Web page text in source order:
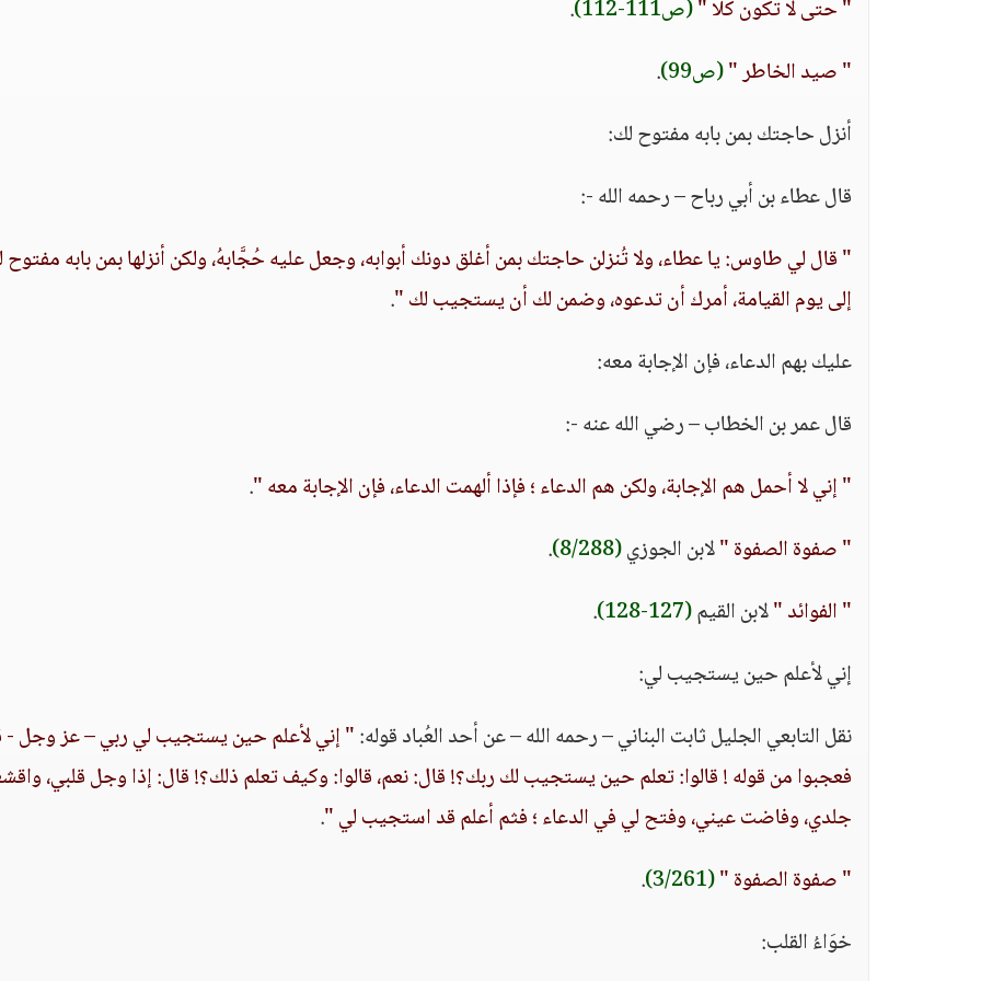
" حتى لا تكون كلا "(ص111-112)
.
" صيد الخاطر "(ص99)
.
أنزل حاجتك بمن بابه مفتوح لك:
قال عطاء بن أبي رباح – رحمه الله -:
" قال لي طاوس: يا عطاء، ولا تُنزلن حاجتك بمن أغلق دونك أبوابه، وجعل عليه حُجَّابهُ، ولكن أنزلها بمن بابه
إلى يوم القيامة، أمرك أن تدعوه، وضمن لك أن يستجيب لك ".
عليك بهم الدعاء، فإن الإجابة معه:
قال عمر بن الخطاب – رضي الله عنه -:
" إني لا أحمل هم الإجابة، ولكن هم الدعاء ؛ فإذا ألهمت الدعاء، فإن الإجابة معه ".
" صفوة الصفوة "لابن الجوزي(8/288)
.
" الفوائد "لابن القيم(127-128)
.
إني لأعلم حين يستجيب لي:
نقل التابعي الجليل ثابت البناني – رحمه الله – عن أحد العُباد قوله:" إني لأعلم حين يستجيب لي ربي – عز وجل -
فعجبوا من قوله ! قالوا: تعلم حين يستجيب لك ربك؟! قال: نعم، قالوا: وكيف تعلم ذلك؟! قال: إذا وجل قلبي،
جلدي، وفاضت عيني، وفتح لي في الدعاء ؛ فثم أعلم قد استجيب لي ".
" صفوة الصفوة "(3/261)
.
خوَاءُ القلب: